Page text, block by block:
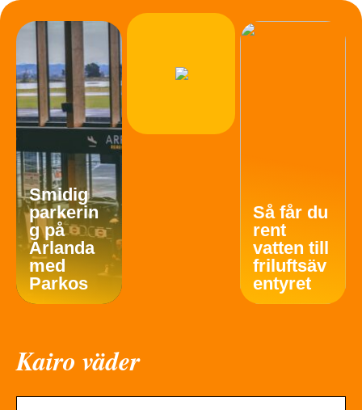
Smidig
parkerin
g på
Arlanda
med
Parkos
Så får du
rent
vatten till
friluftsäv
entyret
Kairo väder